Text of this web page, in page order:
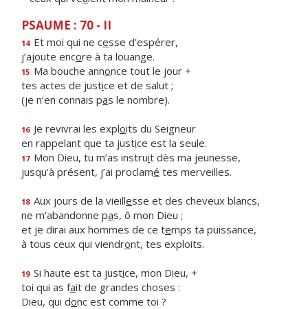
PSAUME : 70 - II
14 Et moi qui ne cesse d’espérer,
j’ajoute encore à ta louange.
15 Ma bouche annonce tout le jour +
tes actes de justice et de salut ;
(je n’en connais pas le nombre).
16 Je revivrai les exploits du Seigneur
en rappelant que ta justice est la seule.
17 Mon Dieu, tu m’as instruit dès ma jeunesse,
jusqu’à présent, j’ai proclamé tes merveilles.
18 Aux jours de la vieillesse et des cheveux blancs,
ne m’abandonne pas, ô mon Dieu ;
et je dirai aux hommes de ce temps ta puissance,
à tous ceux qui viendront, tes exploits.
19 Si haute est ta justice, mon Dieu, +
toi qui as fait de grandes choses :
Dieu, qui donc est comme toi ?